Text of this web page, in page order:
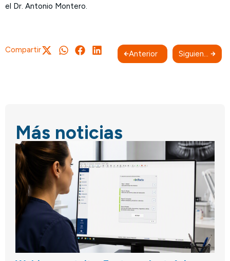
el Dr. Antonio Montero.
Compartir Anterior Siguiente
Más noticias